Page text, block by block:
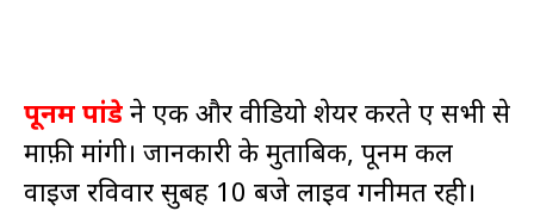
पूनम पांडे ने एक और वीडियो शेयर करते हुए सभी से
माफ़ी मांगी। जानकारी के मुताबिक, पूनम कल
वाइज रविवार सुबह 10 बजे लाइव गनीमत रही।